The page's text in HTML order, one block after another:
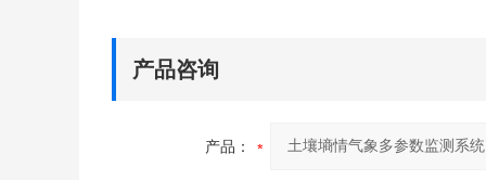
产品咨询
产品：